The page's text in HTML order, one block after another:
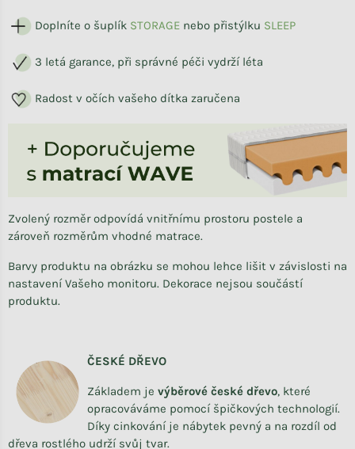
Doplníte o šuplík STORAGE nebo přistýlku SLEEP
3 letá garance, při správné péči vydrží léta
Radost v očích vašeho dítka zaručena
Zvolený rozměr odpovídá vnitřnímu prostoru postele a
zároveň rozměrům vhodné matrace.
Barvy produktu na obrázku se mohou lehce lišit v závislosti na
nastavení Vašeho monitoru. Dekorace nejsou součástí
produktu.
ČESKÉ DŘEVO
Základem je výběrové české dřevo, které
opracováváme pomocí špičkových technologií.
Díky cinkování je nábytek pevný a na rozdíl od
dřeva rostlého udrží svůj tvar.